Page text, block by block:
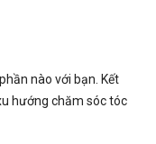
nào với bạn. Kết
hướng chăm sóc tóc